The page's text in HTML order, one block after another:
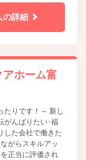
の詳細
ホーム富
たりです！～ 新し
がんばりたい･福
した会社で働きた
がらスキルアッ
正当に評価され